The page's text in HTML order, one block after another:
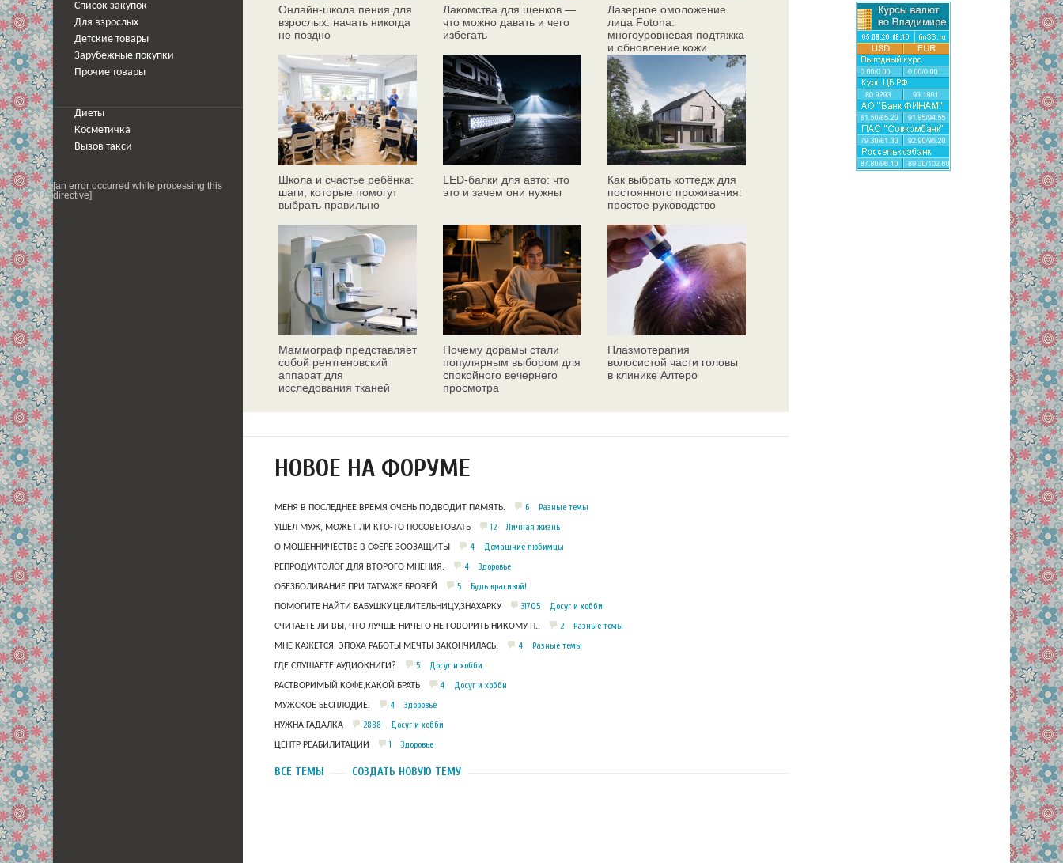
Список закупок
Для взрослых
Детские товары
Зарубежные покупки
Прочие товары
Диеты
Косметичка
Вызов такси
[an error occurred while processing this
directive]
Онлайн‑школа пения для
взрослых: начать никогда
не поздно
Лакомства для щенков —
что можно давать и чего
избегать
Лазерное омоложение
лица Fotona:
многоуровневая подтяжка
и обновление кожи
Школа и счастье ребёнка:
шаги, которые помогут
выбрать правильно
LED-балки для авто: что
это и зачем они нужны
Как выбрать коттедж для
постоянного проживания:
простое руководство
Маммограф представляет
собой рентгеновский
аппарат для
исследования тканей
Почему дорамы стали
популярным выбором для
спокойного вечернего
просмотра
Плазмотерапия
волосистой части головы
в клинике Алтеро
НОВОЕ НА ФОРУМЕ
МЕНЯ В ПОСЛЕДНЕЕ ВРЕМЯ ОЧЕНЬ ПОДВОДИТ ПАМЯТЬ. 6 Разные темы
УШЕЛ МУЖ, МОЖЕТ ЛИ КТО-ТО ПОСОВЕТОВАТЬ 12 Личная жизнь
О МОШЕННИЧЕСТВЕ В СФЕРЕ ЗООЗАЩИТЫ 4 Домашние любимцы
РЕПРОДУКТОЛОГ ДЛЯ ВТОРОГО МНЕНИЯ. 4 Здоровье
ОБЕЗБОЛИВАНИЕ ПРИ ТАТУАЖЕ БРОВЕЙ 5 Будь красивой!
ПОМОГИТЕ НАЙТИ БАБУШКУ,ЦЕЛИТЕЛЬНИЦУ,ЗНАХАРКУ 31705 Досуг и хобби
СЧИТАЕТЕ ЛИ ВЫ, ЧТО ЛУЧШЕ НИЧЕГО НЕ ГОВОРИТЬ НИКОМУ П.. 2 Разные темы
МНЕ КАЖЕТСЯ, ЭПОХА РАБОТЫ МЕЧТЫ ЗАКОНЧИЛАСЬ. 4 Разные темы
ГДЕ СЛУШАЕТЕ АУДИОКНИГИ? 5 Досуг и хобби
РАСТВОРИМЫЙ КОФЕ,КАКОЙ БРАТЬ 4 Досуг и хобби
МУЖСКОЕ БЕСПЛОДИЕ. 4 Здоровье
НУЖНА ГАДАЛКА 2888 Досуг и хобби
ЦЕНТР РЕАБИЛИТАЦИИ 1 Здоровье
ВСЕ ТЕМЫ СОЗДАТЬ НОВУЮ ТЕМУ